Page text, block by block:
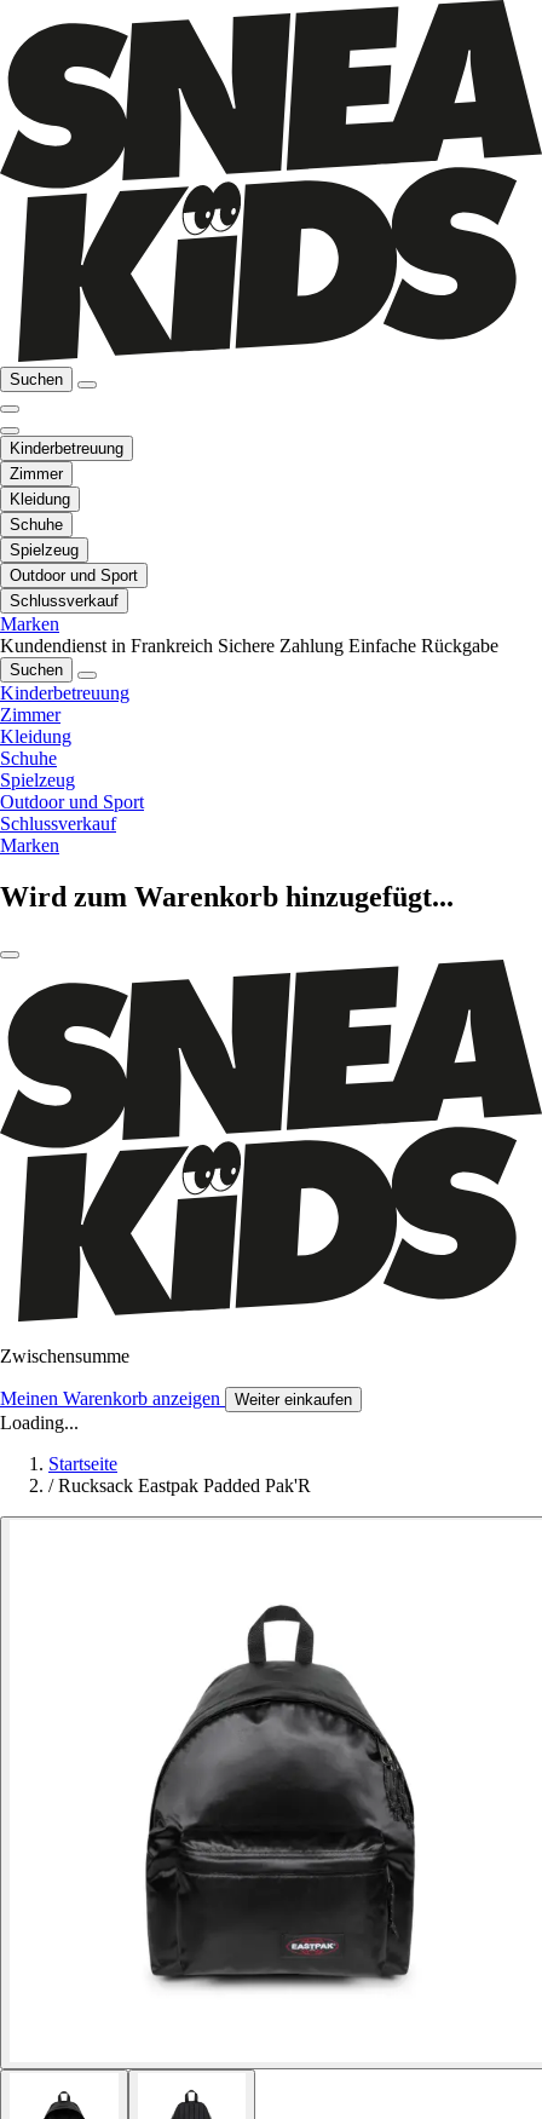
Suchen
Kinderbetreuung
Zimmer
Kleidung
Schuhe
Spielzeug
Outdoor und Sport
Schlussverkauf
Marken
Kundendienst in Frankreich Sichere Zahlung Einfache Rückgabe
Suchen
Kinderbetreuung
Zimmer
Kleidung
Schuhe
Spielzeug
Outdoor und Sport
Schlussverkauf
Marken
Wird zum Warenkorb hinzugefügt...
Zwischensumme
Meinen Warenkorb anzeigen Weiter einkaufen
Loading...
Startseite
/ Rucksack Eastpak Padded Pak'R